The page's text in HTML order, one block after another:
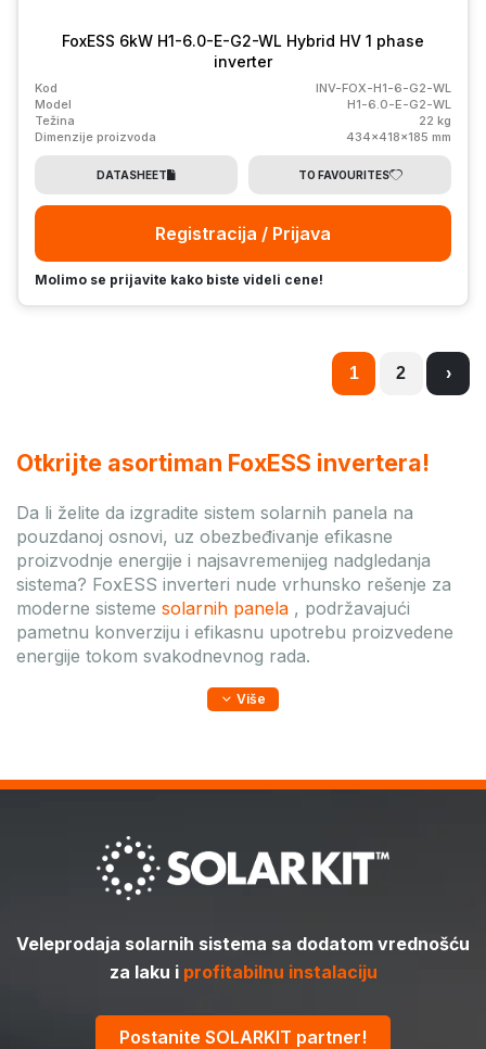
FoxESS 6kW H1-6.0-E-G2-WL Hybrid HV 1 phase
inverter
Kod
INV-FOX-H1-6-G2-WL
Model
H1-6.0-E-G2-WL
Težina
22 kg
Dimenzije proizvoda
434x418x185 mm
DATASHEET TO FAVOURITES
Registracija / Prijava
Molimo se prijavite kako biste videli cene!
1 2 ›
Otkrijte asortiman FoxESS invertera!
Da li želite da izgradite sistem solarnih panela na
pouzdanoj osnovi, uz obezbeđivanje efikasne
proizvodnje energije i najsavremenijeg nadgledanja
sistema? FoxESS inverteri nude vrhunsko rešenje za
moderne sisteme solarnih panela , podržavajući
pametnu konverziju i efikasnu upotrebu proizvedene
energije tokom svakodnevnog rada.
Više
Veleprodaja solarnih sistema sa dodatom vrednošću
za laku i profitabilnu instalaciju
Postanite SOLARKIT partner!